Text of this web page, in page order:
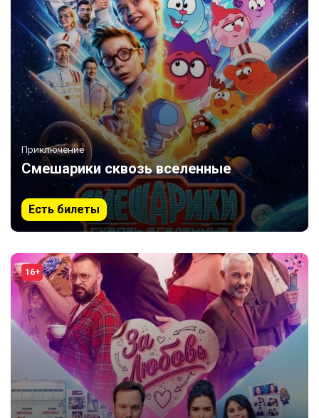
Приключение
Смешарики сквозь вселенные
Есть билеты
16+